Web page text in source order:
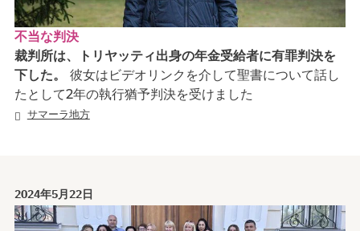
不当な判決
裁判所は、トリヤッティ出身の年金受給者に有罪判決を
下した。 彼女はビデオリンクを介して聖書について話し
たとして2年の執行猶予判決を受けました
サマーラ地方
2024年5月22日